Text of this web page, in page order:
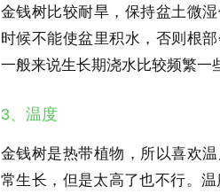
金钱树比较耐旱，保持盆土微
时候不能使盆里积水，否则根
一般来说生长期浇水比较频繁一
3、温度
金钱树是热带植物，所以喜欢
常生长，但是太高了也不行。